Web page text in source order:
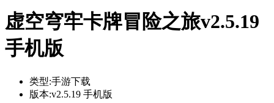
虚空穹牢卡牌冒险之旅v2.5.19
手机版
类型:手游下载
版本:v2.5.19 手机版